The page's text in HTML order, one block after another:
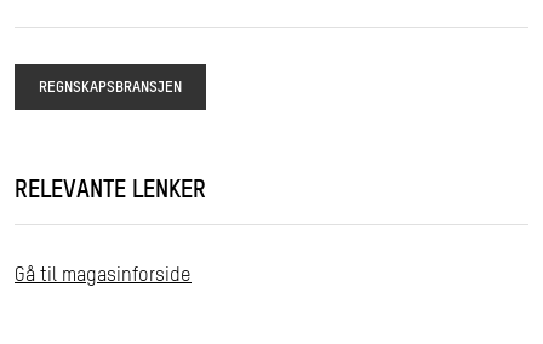
REGNSKAPSBRANSJEN
RELEVANTE LENKER
Gå til magasinforside